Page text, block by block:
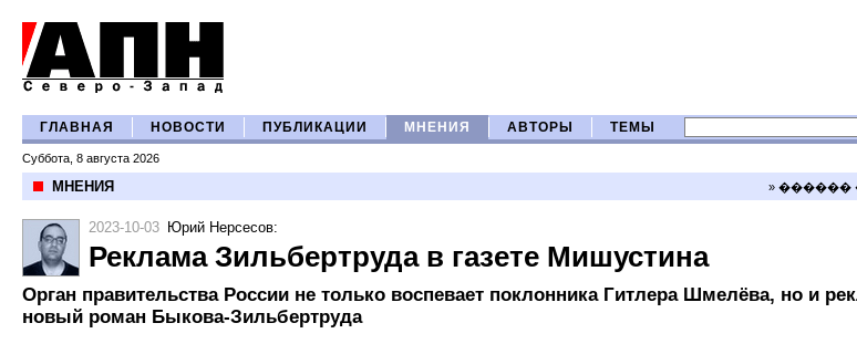
ГЛАВНАЯ НОВОСТИ ПУБЛИКАЦИИ МНЕНИЯ АВТОРЫ ТЕМЫ
Суббота, 8 августа 2026
МНЕНИЯ »
2023-10-03 Юрий Нерсесов:
Реклама Зильбертруда в газете Мишустина
Орган правительства России не только воспевает поклонника Гитлера Шмелёва, но и
новый роман Быкова-Зильбертруда